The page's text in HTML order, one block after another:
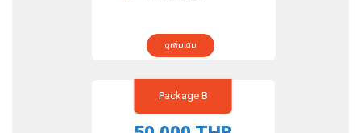
ดูเพิ่มเติม
Package B